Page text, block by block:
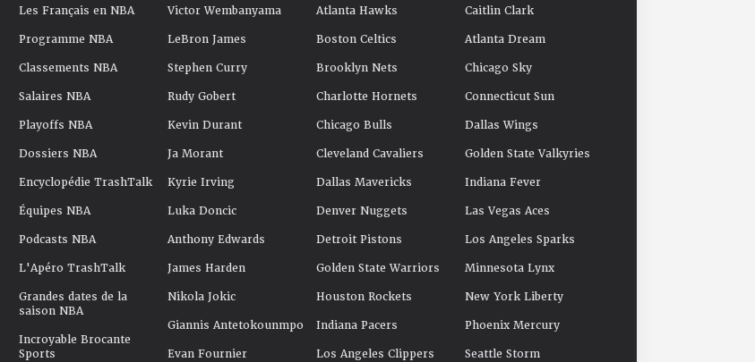
Les Français en NBA
Programme NBA
Classements NBA
Salaires NBA
Playoffs NBA
Dossiers NBA
Encyclopédie TrashTalk
Équipes NBA
Podcasts NBA
L'Apéro TrashTalk
Grandes dates de la
saison NBA
Incroyable Brocante
Sports
Victor Wembanyama
LeBron James
Stephen Curry
Rudy Gobert
Kevin Durant
Ja Morant
Kyrie Irving
Luka Doncic
Anthony Edwards
James Harden
Nikola Jokic
Giannis Antetokounmpo
Evan Fournier
Atlanta Hawks
Boston Celtics
Brooklyn Nets
Charlotte Hornets
Chicago Bulls
Cleveland Cavaliers
Dallas Mavericks
Denver Nuggets
Detroit Pistons
Golden State Warriors
Houston Rockets
Indiana Pacers
Los Angeles Clippers
Caitlin Clark
Atlanta Dream
Chicago Sky
Connecticut Sun
Dallas Wings
Golden State Valkyries
Indiana Fever
Las Vegas Aces
Los Angeles Sparks
Minnesota Lynx
New York Liberty
Phoenix Mercury
Seattle Storm